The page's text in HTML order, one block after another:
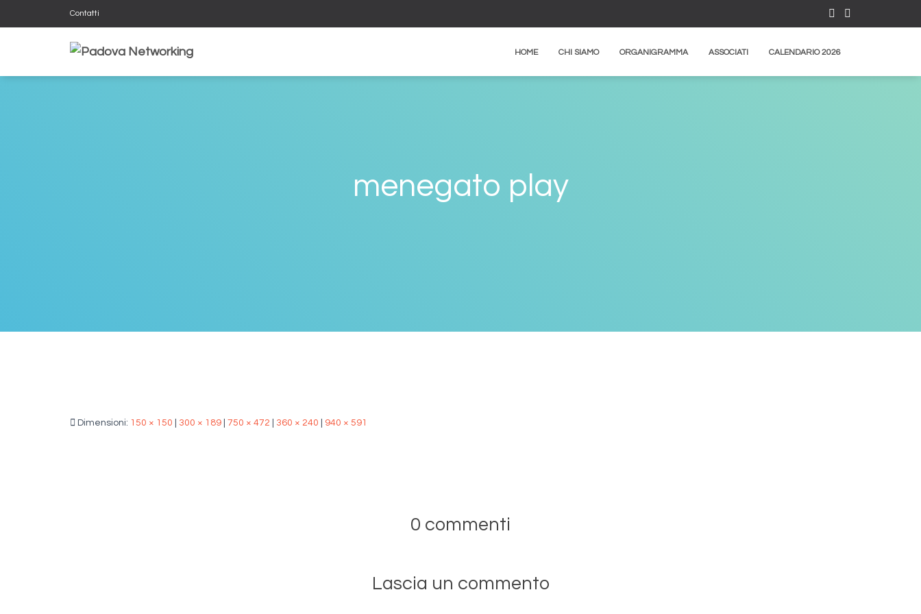
Contatti
HOME CHI SIAMO ORGANIGRAMMA ASSOCIATI CALENDARIO 2026
menegato play
Dimensioni: 150 × 150 300 × 189 750 × 472 360 × 240 940 × 591
0 commenti
Lascia un commento